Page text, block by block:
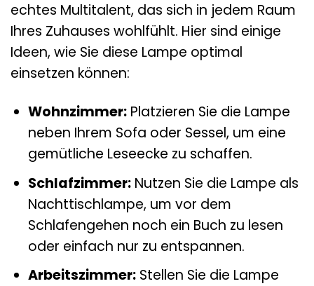
echtes Multitalent, das sich in jedem Raum
Ihres Zuhauses wohlfühlt. Hier sind einige
Ideen, wie Sie diese Lampe optimal
einsetzen können:
Wohnzimmer:Platzieren Sie die Lampe
neben Ihrem Sofa oder Sessel, um eine
gemütliche Leseecke zu schaffen.
Schlafzimmer:Nutzen Sie die Lampe als
Nachttischlampe, um vor dem
Schlafengehen noch ein Buch zu lesen
oder einfach nur zu entspannen.
Arbeitszimmer:Stellen Sie die Lampe